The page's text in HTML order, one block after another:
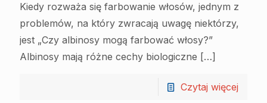
Kiedy rozważa się farbowanie włosów, jednym z
problemów, na który zwracają uwagę niektórzy,
jest „Czy albinosy mogą farbować włosy?”
Albinosy mają różne cechy biologiczne […]
Czytaj więcej